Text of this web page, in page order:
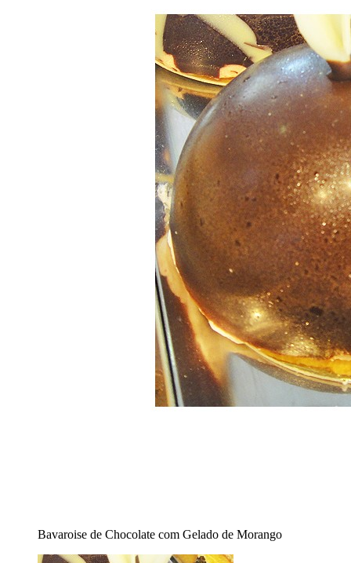
Bavaroise de Chocolate com Gelado de Morango